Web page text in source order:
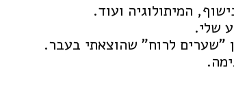
המיתולוגיה ועוד.
שלי.
"שערים לרוח" שהוצאתי בעבר.